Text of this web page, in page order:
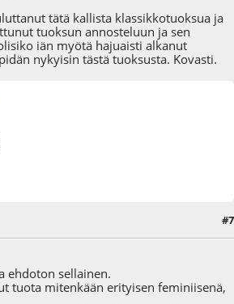
tätä kallista klassikkotuoksua ja
tuoksun annosteluun ja sen
iän myötä hajuaisti alkanut
nykyisin tästä tuoksusta. Kovasti.
#7
ehdoton sellainen.
tuota mitenkään erityisen feminiisenä,